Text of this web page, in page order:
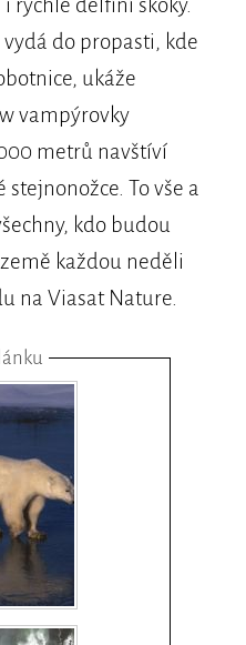
do propasti, kde
ukáže
vampýrovky
metrů navštíví
To vše a
kdo budou
každou neděli
na Viasat Nature.